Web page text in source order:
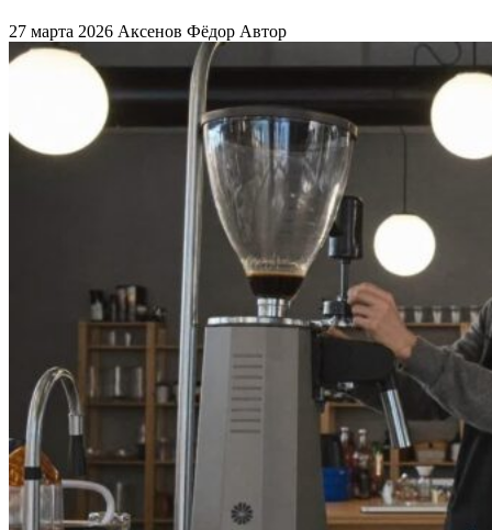
27 марта 2026 Аксенов Фёдор Автор